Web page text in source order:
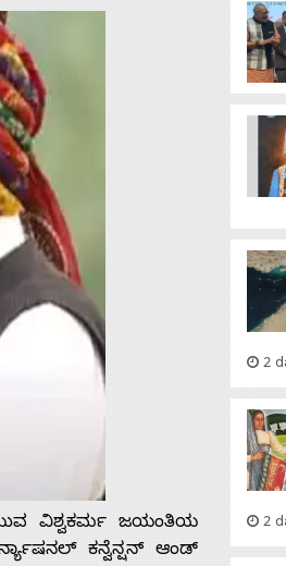
ವಿಶ್ವಕರ್ಮ ಜಯಂತಿಯ
ಕನ್ವೆನ್ಷನ್ ಆಂಡ್
2
2